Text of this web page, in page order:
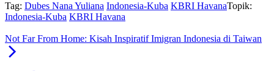
Tag: Dubes Nana Yuliana Indonesia-Kuba KBRI HavanaTopik:
Indonesia-Kuba KBRI Havana
Not Far From Home: Kisah Inspiratif Imigran Indonesia di Taiwan